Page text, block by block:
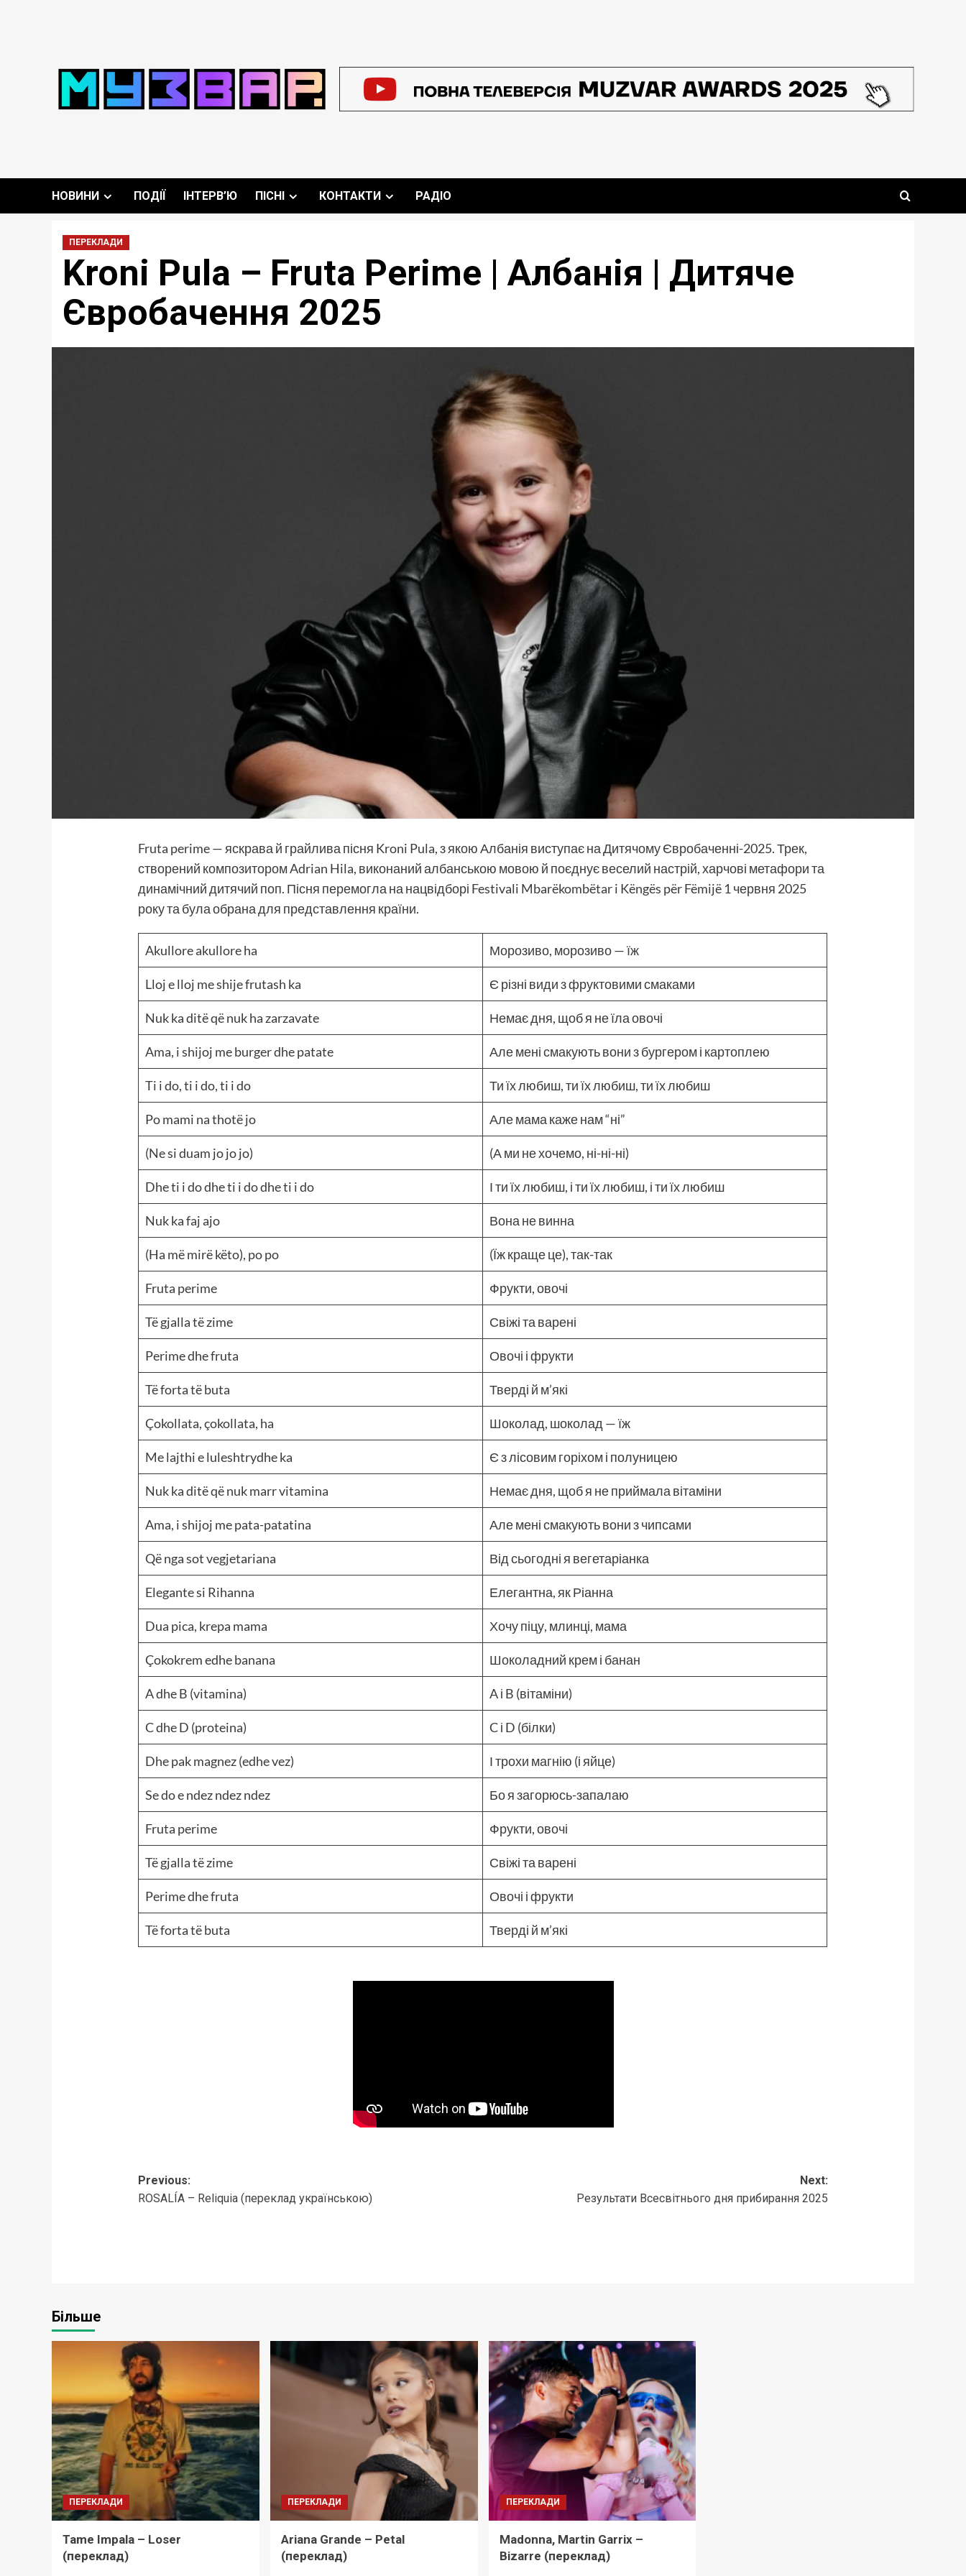
НОВИНИ ПОДІЇ ІНТЕРВ’Ю ПІСНІ КОНТАКТИ РАДІО
ПЕРЕКЛАДИ
Kroni Pula – Fruta Perime | Албанія | Дитяче
Євробачення 2025
Fruta perime — яскрава й грайлива пісня Kroni Pula, з якою Албанія виступає на Дитячому Євробаченні-2025. Трек,
створений композитором Adrian Hila, виконаний албанською мовою й поєднує веселий настрій, харчові метафори та
динамічний дитячий поп. Пісня перемогла на нацвідборі Festivali Mbarëkombëtar i Këngës për Fëmijë 1 червня 2025
року та була обрана для представлення країни.
Akullore akullore ha Морозиво, морозиво — їж
Lloj e lloj me shije frutash ka Є різні види з фруктовими смаками
Nuk ka ditë që nuk ha zarzavate Немає дня, щоб я не їла овочі
Ama, i shijoj me burger dhe patate Але мені смакують вони з бургером і картоплею
Ti i do, ti i do, ti i do Ти їх любиш, ти їх любиш, ти їх любиш
Po mami na thotë jo Але мама каже нам “ні”
(Ne si duam jo jo jo) (А ми не хочемо, ні-ні-ні)
Dhe ti i do dhe ti i do dhe ti i do І ти їх любиш, і ти їх любиш, і ти їх любиш
Nuk ka faj ajo Вона не винна
(Ha më mirë këto), po po (Їж краще це), так-так
Fruta perime Фрукти, овочі
Të gjalla të zime Свіжі та варені
Perime dhe fruta Овочі і фрукти
Të forta të buta Тверді й м’які
Çokollata, çokollata, ha Шоколад, шоколад — їж
Me lajthi e luleshtrydhe ka Є з лісовим горіхом і полуницею
Nuk ka ditë që nuk marr vitamina Немає дня, щоб я не приймала вітаміни
Ama, i shijoj me pata-patatina Але мені смакують вони з чипсами
Që nga sot vegjetariana Від сьогодні я вегетаріанка
Elegante si Rihanna Елегантна, як Ріанна
Dua pica, krepa mama Хочу піцу, млинці, мама
Çokokrem edhe banana Шоколадний крем і банан
A dhe B (vitamina) A і B (вітаміни)
C dhe D (proteina) C і D (білки)
Dhe pak magnez (edhe vez) І трохи магнію (і яйце)
Se do e ndez ndez ndez Бо я загорюсь-запалаю
Fruta perime Фрукти, овочі
Të gjalla të zime Свіжі та варені
Perime dhe fruta Овочі і фрукти
Të forta të buta Тверді й м’які
Post
navigation
Previous:
ROSALÍA – Reliquia (переклад українською)
Next:
Результати Всесвітнього дня прибирання 2025
Більше
ПЕРЕКЛАДИ
Tame Impala – Loser
(переклад)
ПЕРЕКЛАДИ
Ariana Grande – Petal
(переклад)
ПЕРЕКЛАДИ
Madonna, Martin Garrix –
Bizarre (переклад)